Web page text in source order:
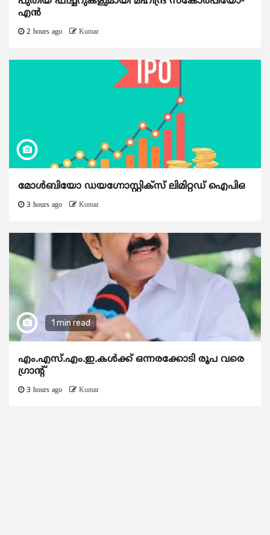
എൻ
2 hours ago Kumar
മോൾബിയോ ഡയഗ്നോസ്റ്റിക്സ് ലിമിറ്റഡ് ഐപിഒ
3 hours ago Kumar
1 min read
എം.എസ്.എം.ഇ.കൾക്ക് ഒന്നരക്കോടി രൂപ വരെ
ഗ്രാന്റ്
3 hours ago Kumar